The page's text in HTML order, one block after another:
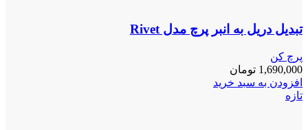
تبدیل دریل به انبر پرچ مدل Rivet
پرچ کن
1,690,000 تومان
افزودن به سبد خرید
تازه